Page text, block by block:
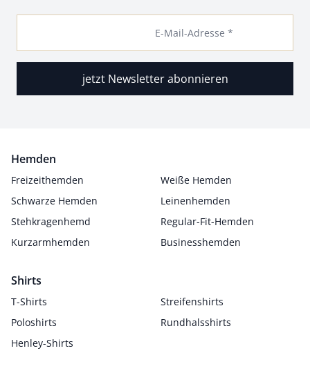
E-Mail-Adresse *
jetzt Newsletter abonnieren
Hemden
Freizeithemden
Weiße Hemden
Schwarze Hemden
Leinenhemden
Stehkragenhemd
Regular-Fit-Hemden
Kurzarmhemden
Businesshemden
Shirts
T-Shirts
Streifenshirts
Poloshirts
Rundhalsshirts
Henley-Shirts